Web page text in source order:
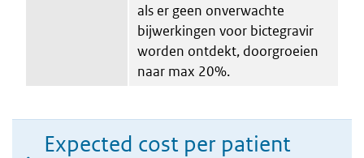
als er geen onverwachte
bijwerkingen voor bictegravir
worden ontdekt, doorgroeien
naar max 20%.
Expected cost per patient